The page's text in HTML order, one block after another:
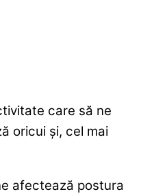
care să ne
oricui și, cel mai
afectează postura